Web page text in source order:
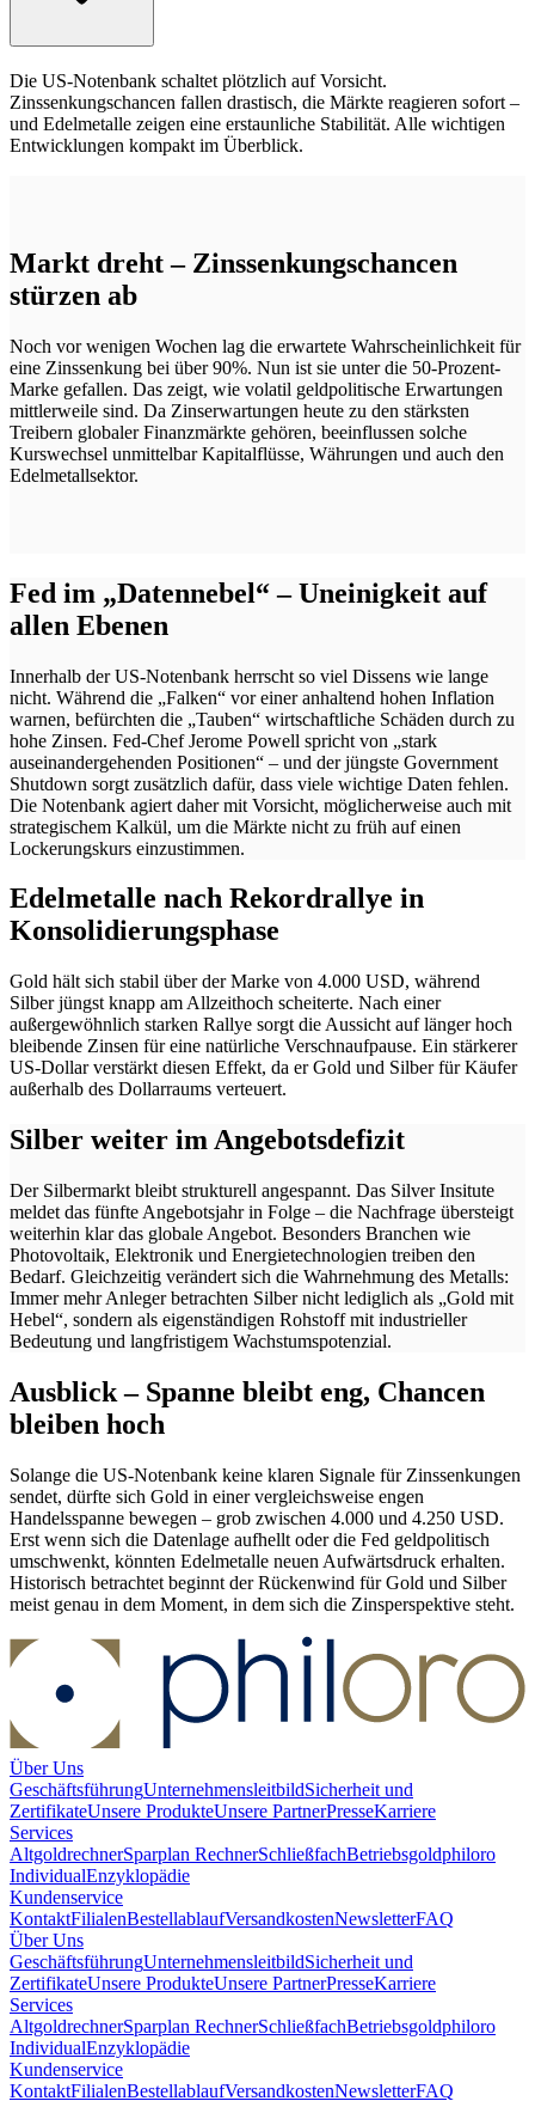
Die US-Notenbank schaltet plötzlich auf Vorsicht.
Zinssenkungschancen fallen drastisch, die Märkte reagieren sofort –
und Edelmetalle zeigen eine erstaunliche Stabilität. Alle wichtigen
Entwicklungen kompakt im Überblick.
Markt dreht – Zinssenkungschancen
stürzen ab
Noch vor wenigen Wochen lag die erwartete Wahrscheinlichkeit für
eine Zinssenkung bei über 90%. Nun ist sie unter die 50-Prozent-
Marke gefallen. Das zeigt, wie volatil geldpolitische Erwartungen
mittlerweile sind. Da Zinserwartungen heute zu den stärksten
Treibern globaler Finanzmärkte gehören, beeinflussen solche
Kurswechsel unmittelbar Kapitalflüsse, Währungen und auch den
Edelmetallsektor.
Fed im „Datennebel“ – Uneinigkeit auf
allen Ebenen
Innerhalb der US-Notenbank herrscht so viel Dissens wie lange
nicht. Während die „Falken“ vor einer anhaltend hohen Inflation
warnen, befürchten die „Tauben“ wirtschaftliche Schäden durch zu
hohe Zinsen. Fed-Chef Jerome Powell spricht von „stark
auseinandergehenden Positionen“ – und der jüngste Government
Shutdown sorgt zusätzlich dafür, dass viele wichtige Daten fehlen.
Die Notenbank agiert daher mit Vorsicht, möglicherweise auch mit
strategischem Kalkül, um die Märkte nicht zu früh auf einen
Lockerungskurs einzustimmen.
Edelmetalle nach Rekordrallye in
Konsolidierungsphase
Gold hält sich stabil über der Marke von 4.000 USD, während
Silber jüngst knapp am Allzeithoch scheiterte. Nach einer
außergewöhnlich starken Rallye sorgt die Aussicht auf länger hoch
bleibende Zinsen für eine natürliche Verschnaufpause. Ein stärkerer
US-Dollar verstärkt diesen Effekt, da er Gold und Silber für Käufer
außerhalb des Dollarraums verteuert.
Silber weiter im Angebotsdefizit
Der Silbermarkt bleibt strukturell angespannt. Das Silver Insitute
meldet das fünfte Angebotsjahr in Folge – die Nachfrage übersteigt
weiterhin klar das globale Angebot. Besonders Branchen wie
Photovoltaik, Elektronik und Energietechnologien treiben den
Bedarf. Gleichzeitig verändert sich die Wahrnehmung des Metalls:
Immer mehr Anleger betrachten Silber nicht lediglich als „Gold mit
Hebel“, sondern als eigenständigen Rohstoff mit industrieller
Bedeutung und langfristigem Wachstumspotenzial.
Ausblick – Spanne bleibt eng, Chancen
bleiben hoch
Solange die US-Notenbank keine klaren Signale für Zinssenkungen
sendet, dürfte sich Gold in einer vergleichsweise engen
Handelsspanne bewegen – grob zwischen 4.000 und 4.250 USD.
Erst wenn sich die Datenlage aufhellt oder die Fed geldpolitisch
umschwenkt, könnten Edelmetalle neuen Aufwärtsdruck erhalten.
Historisch betrachtet beginnt der Rückenwind für Gold und Silber
meist genau in dem Moment, in dem sich die Zinsperspektive steht.
Über Uns
GeschäftsführungUnternehmensleitbildSicherheit und
ZertifikateUnsere ProdukteUnsere PartnerPresseKarriere
Services
AltgoldrechnerSparplan RechnerSchließfachBetriebsgoldphiloro
IndividualEnzyklopädie
Kundenservice
KontaktFilialenBestellablaufVersandkostenNewsletterFAQ
Über Uns
GeschäftsführungUnternehmensleitbildSicherheit und
ZertifikateUnsere ProdukteUnsere PartnerPresseKarriere
Services
AltgoldrechnerSparplan RechnerSchließfachBetriebsgoldphiloro
IndividualEnzyklopädie
Kundenservice
KontaktFilialenBestellablaufVersandkostenNewsletterFAQ